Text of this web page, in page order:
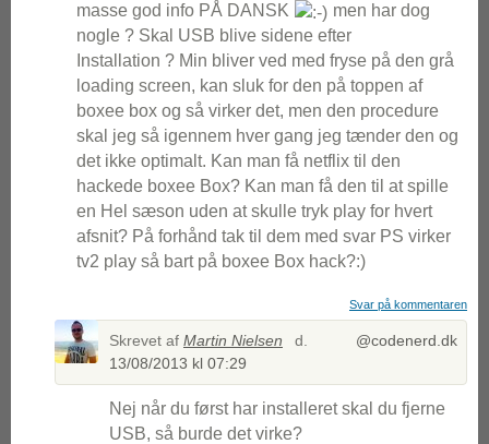
masse god info PÅ DANSK
men har dog
nogle ? Skal USB blive sidene efter
Installation ? Min bliver ved med fryse på den grå
loading screen, kan sluk for den på toppen af
boxee box og så virker det, men den procedure
skal jeg så igennem hver gang jeg tænder den og
det ikke optimalt. Kan man få netflix til den
hackede boxee Box? Kan man få den til at spille
en Hel sæson uden at skulle tryk play for hvert
afsnit? På forhånd tak til dem med svar PS virker
tv2 play så bart på boxee Box hack?:)
Svar på kommentaren
Skrevet af Martin Nielsen @codenerd.dk
d.
13/08/2013 kl 07:29
Nej når du først har installeret skal du fjerne
USB, så burde det virke?